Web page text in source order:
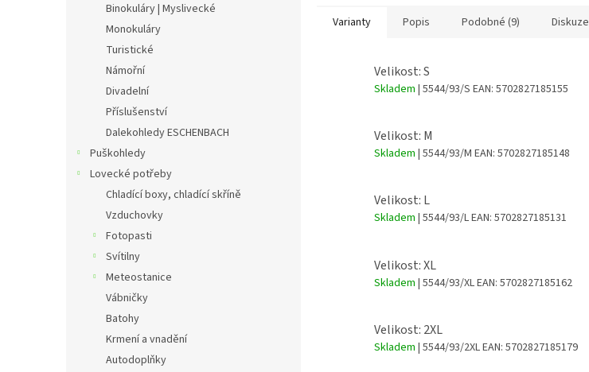
Binokuláry | Myslivecké
Monokuláry
Turistické
Námořní
Divadelní
Příslušenství
Dalekohledy ESCHENBACH
Puškohledy
Lovecké potřeby
Chladící boxy, chladící skříně
Vzduchovky
Fotopasti
Svítilny
Meteostanice
Vábničky
Batohy
Krmení a vnadění
Autodoplňky
Varianty Popis Podobné (9) Diskuze
Velikost: S
Skladem | 5544/93/S EAN: 5702827185155
Velikost: M
Skladem | 5544/93/M EAN: 5702827185148
Velikost: L
Skladem | 5544/93/LEAN: 5702827185131
Velikost: XL
Skladem | 5544/93/XLEAN: 5702827185162
Velikost: 2XL
Skladem | 5544/93/2XLEAN: 5702827185179